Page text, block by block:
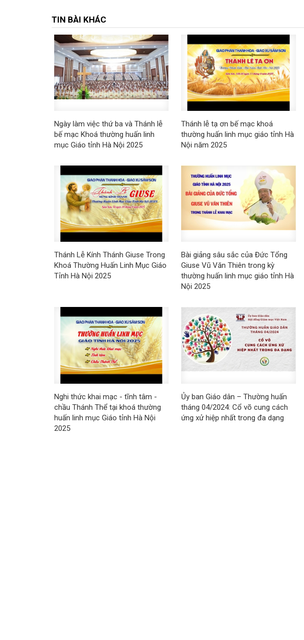
TIN BÀI KHÁC
Ngày làm việc thứ ba và Thánh lễ
bế mạc Khoá thường huấn linh
mục Giáo tỉnh Hà Nội 2025
Thánh lễ tạ ơn bế mạc khoá
thường huấn linh mục giáo tỉnh Hà
Nội năm 2025
Thánh Lễ Kính Thánh Giuse Trong
Khoá Thường Huấn Linh Mục Giáo
Tỉnh Hà Nội 2025
Bài giảng sâu sắc của Đức Tổng
Giuse Vũ Văn Thiên trong kỳ
thường huấn linh mục giáo tỉnh Hà
Nội 2025
Nghi thức khai mạc - tĩnh tâm -
chầu Thánh Thể tại khoá thường
huấn linh mục Giáo tỉnh Hà Nội
2025
Ủy ban Giáo dân – Thường huấn
tháng 04/2024: Cổ võ cung cách
ứng xử hiệp nhất trong đa dạng